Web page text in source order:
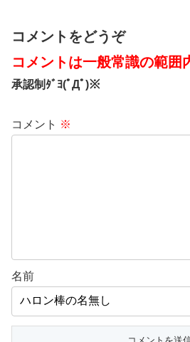
コメントをどうぞ
コメントは一般常識の範囲
承認制ﾀﾞﾖ(ﾟДﾟ)※
コメント ※
名前